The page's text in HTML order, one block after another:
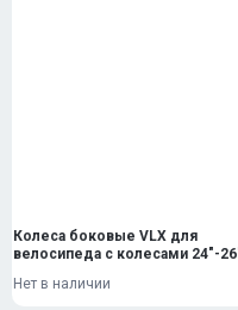
Колеса боковые VLX для
велосипеда с колесами 24"-
Нет в наличии